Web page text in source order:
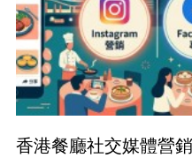
香港餐廳社交媒體營